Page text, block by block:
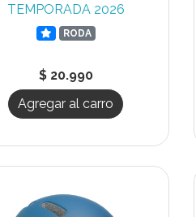
TEMPORADA 2026
RODA
$ 20.990
Agregar al carro